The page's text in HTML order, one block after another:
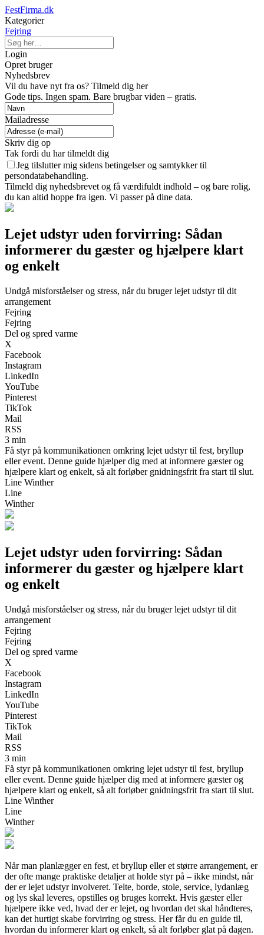
FestFirma.dk
Kategorier
Fejring
Login
Opret bruger
Nyhedsbrev
Vil du have nyt fra os? Tilmeld dig her
Gode tips. Ingen spam. Bare brugbar viden – gratis.
Mailadresse
Skriv dig op
Tak fordi du har tilmeldt dig
Jeg tilslutter mig sidens betingelser og samtykker til
persondatabehandling.
Tilmeld dig nyhedsbrevet og få værdifuldt indhold – og bare rolig,
du kan altid hoppe fra igen. Vi passer på dine data.
Lejet udstyr uden forvirring: Sådan
informerer du gæster og hjælpere klart
og enkelt
Undgå misforståelser og stress, når du bruger lejet udstyr til dit
arrangement
Fejring
Fejring
Del og spred varme
X
Facebook
Instagram
LinkedIn
YouTube
Pinterest
TikTok
Mail
RSS
3 min
Få styr på kommunikationen omkring lejet udstyr til fest, bryllup
eller event. Denne guide hjælper dig med at informere gæster og
hjælpere klart og enkelt, så alt forløber gnidningsfrit fra start til slut.
Line Winther
Line
Winther
Lejet udstyr uden forvirring: Sådan
informerer du gæster og hjælpere klart
og enkelt
Undgå misforståelser og stress, når du bruger lejet udstyr til dit
arrangement
Fejring
Fejring
Del og spred varme
X
Facebook
Instagram
LinkedIn
YouTube
Pinterest
TikTok
Mail
RSS
3 min
Få styr på kommunikationen omkring lejet udstyr til fest, bryllup
eller event. Denne guide hjælper dig med at informere gæster og
hjælpere klart og enkelt, så alt forløber gnidningsfrit fra start til slut.
Line Winther
Line
Winther
Når man planlægger en fest, et bryllup eller et større arrangement, er
der ofte mange praktiske detaljer at holde styr på – ikke mindst, når
der er lejet udstyr involveret. Telte, borde, stole, service, lydanlæg
og lys skal leveres, opstilles og bruges korrekt. Hvis gæster eller
hjælpere ikke ved, hvad der er lejet, og hvordan det skal håndteres,
kan det hurtigt skabe forvirring og stress. Her får du en guide til,
hvordan du informerer klart og enkelt, så alt forløber glat på dagen.